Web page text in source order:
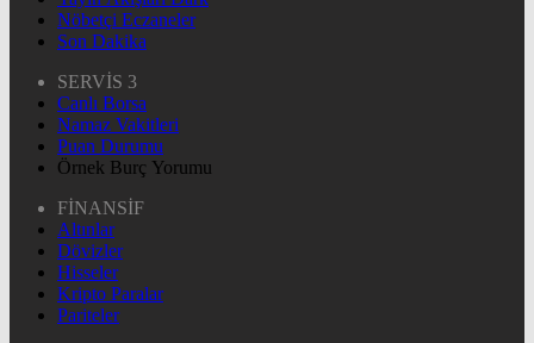
Nöbetçi Eczaneler
Son Dakika
SERVİS 3
Canlı Borsa
Namaz Vakitleri
Puan Durumu
Örnek Burç Yorumu
FİNANSİF
Altınlar
Dövizler
Hisseler
Kripto Paralar
Pariteler